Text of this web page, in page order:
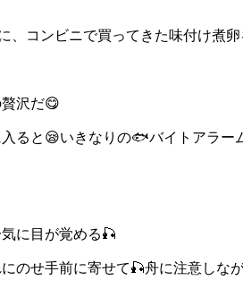
、コンビニで買ってきた味付け煮
沢だ😋
ると😪いきなりの🐟️バイトアラー
に目が覚める🎣
のせ手前に寄せて🎣舟に注意しな